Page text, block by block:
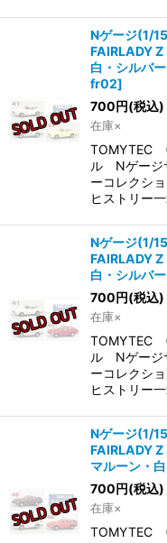
Nゲージ(1/
FAIRLADY
白・シルバ
fr02]
700円(税込)
在庫×
TOMYTEC (
ル Nゲージ
ーコレクシ
ヒストリー
Nゲージ(1/
FAIRLADY
白・シルバ
700円(税込)
在庫×
TOMYTEC (
ル Nゲージ
ーコレクシ
ヒストリー
Nゲージ(1/
FAIRLADY
マルーン・
700円(税込)
在庫×
TOMYTEC (